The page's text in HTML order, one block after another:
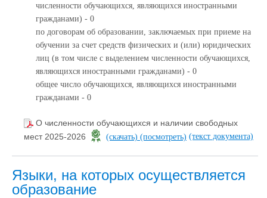
численности обучающихся, являющихся иностранными
гражданами) - 0
по договорам об образовании, заключаемых при приеме на
обучении за счет средств физических и (или) юридических
лиц (в том числе с выделением численности обучающихся,
являющихся иностранными гражданами) - 0
общее число обучающихся, являющихся иностранными
гражданами - 0
О численности обучающихся и наличии свободных
мест 2025-2026
(скачать) (посмотреть) (текст документа)
Языки, на которых осуществляется
образование